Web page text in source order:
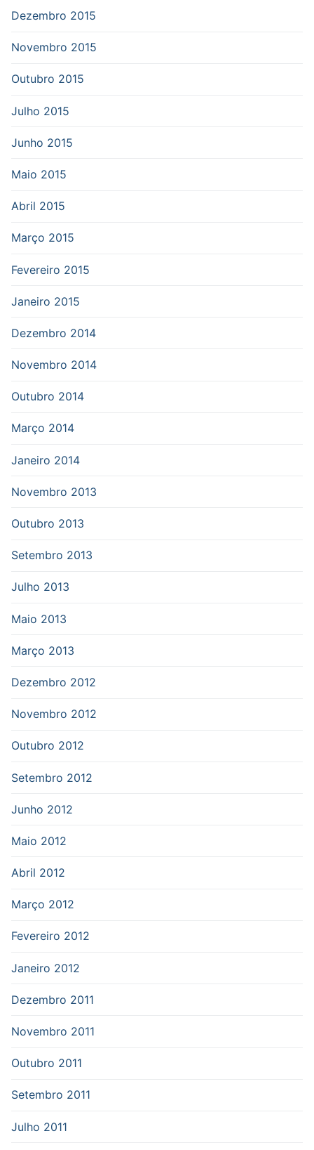
Dezembro 2015
Novembro 2015
Outubro 2015
Julho 2015
Junho 2015
Maio 2015
Abril 2015
Março 2015
Fevereiro 2015
Janeiro 2015
Dezembro 2014
Novembro 2014
Outubro 2014
Março 2014
Janeiro 2014
Novembro 2013
Outubro 2013
Setembro 2013
Julho 2013
Maio 2013
Março 2013
Dezembro 2012
Novembro 2012
Outubro 2012
Setembro 2012
Junho 2012
Maio 2012
Abril 2012
Março 2012
Fevereiro 2012
Janeiro 2012
Dezembro 2011
Novembro 2011
Outubro 2011
Setembro 2011
Julho 2011